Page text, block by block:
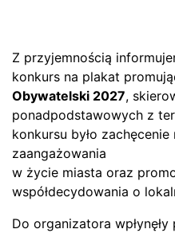
Z przyjemnością
konkurs na plakat
Obywatelski 2027,
ponadpodstawowych z
konkursu było
zaangażowania
w życie miasta oraz
współdecydowania o
Do organizatora